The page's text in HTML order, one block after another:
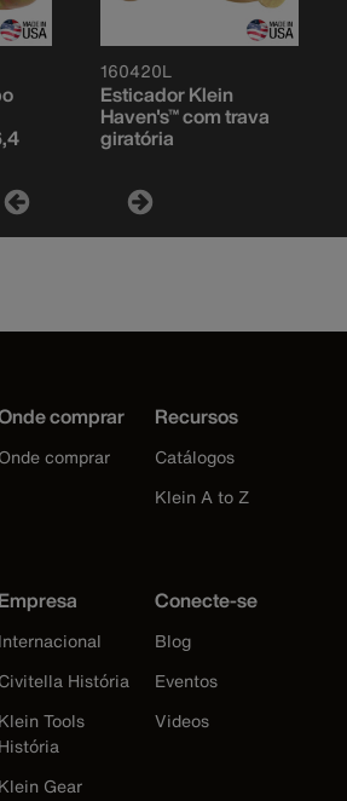
160420L
Esticador Klein
Haven's™ com trava
giratória
comprar
Onde comprar
Recursos
Catálogos
Klein A to Z
Empresa
Internacional
Civitella História
Klein Tools
História
Klein Gear
Conecte-se
Blog
Eventos
Videos